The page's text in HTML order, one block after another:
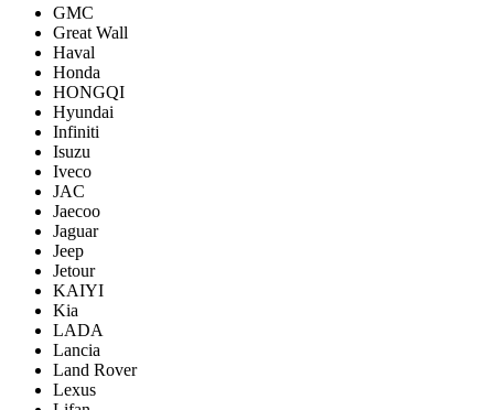
GMC
Great Wall
Haval
Honda
HONGQI
Hyundai
Infiniti
Isuzu
Iveco
JAC
Jaecoo
Jaguar
Jeep
Jetour
KAIYI
Kia
LADA
Lancia
Land Rover
Lexus